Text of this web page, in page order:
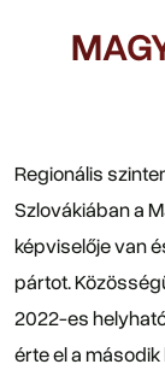
Regionális
Szlovákiában a
képviselője van
pártot.
2022-es
érte el a